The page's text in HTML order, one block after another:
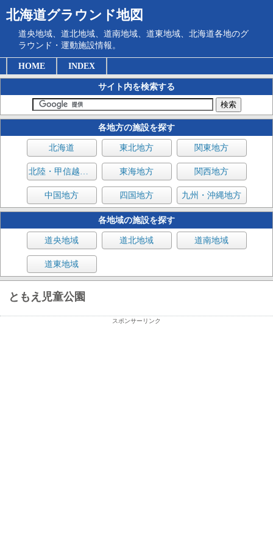
北海道グラウンド地図
道央地域、道北地域、道南地域、道東地域、北海道各地のグ
ラウンド・運動施設情報。
HOME INDEX
サイト内を検索する
各地方の施設を探す
北海道 東北地方 関東地方
北陸・甲信越地方 東海地方 関西地方
中国地方 四国地方 九州・沖縄地方
各地域の施設を探す
道央地域 道北地域 道南地域
道東地域
ともえ児童公園
スポンサーリンク